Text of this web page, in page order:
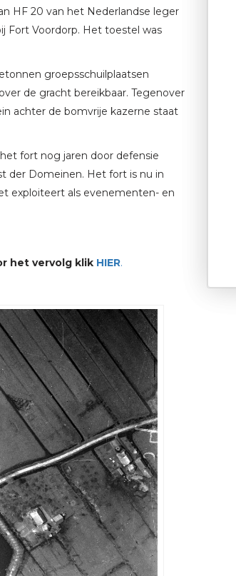
HF 20 van het Nederlandse leger
Fort Voordorp. Het toestel was
groepsschuilplaatsen
de gracht bereikbaar. Tegenover
achter de bomvrije kazerne staat
fort nog jaren door defensie
der Domeinen. Het fort is nu in
exploiteert als evenementen- en
het vervolg klik HIER.